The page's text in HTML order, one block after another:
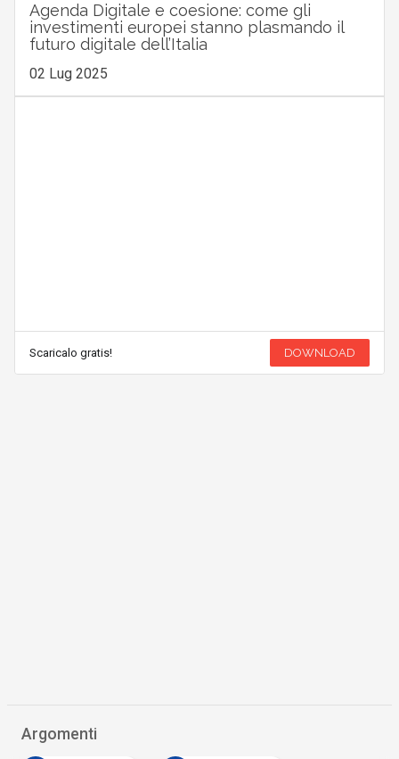
Agenda Digitale e coesione: come gli
investimenti europei stanno plasmando il
futuro digitale dell’Italia
02 Lug 2025
Scaricalo gratis! DOWNLOAD
Argomenti